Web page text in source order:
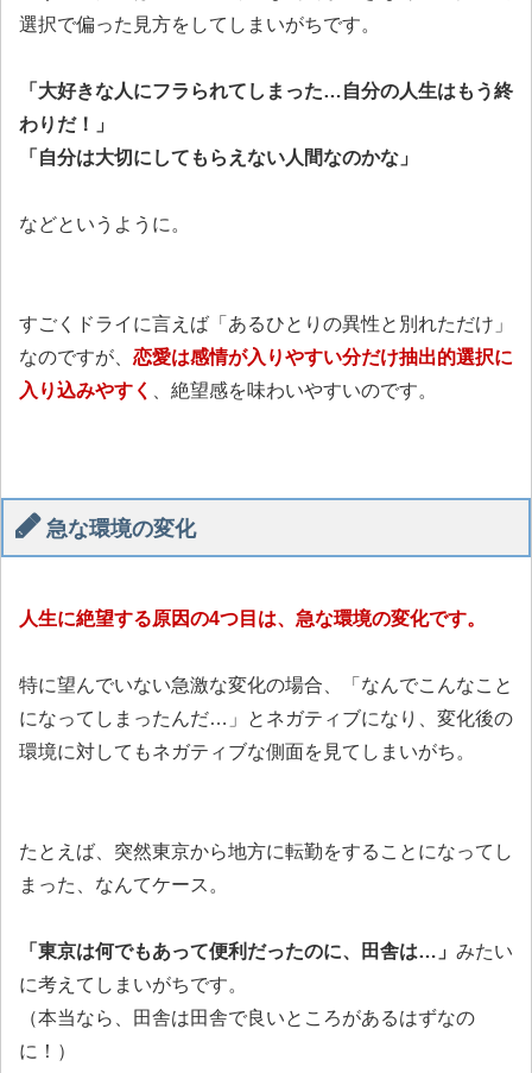
選択で偏った見方をしてしまいがちです。
「大好きな人にフラられてしまった…自分の人生はもう終
わりだ！」
「自分は大切にしてもらえない人間なのかな」
などというように。
すごくドライに言えば「あるひとりの異性と別れただけ」
なのですが、 恋愛は感情が入りやすい分だけ抽出的選択に
入り込みやすく
、絶望感を味わいやすいのです。
急な環境の変化
人生に絶望する原因の4つ目は、急な環境の変化です。
特に望んでいない急激な変化の場合、「なんでこんなこと
になってしまったんだ…」とネガティブになり、変化後の
環境に対してもネガティブな側面を見てしまいがち。
たとえば、突然東京から地方に転勤をすることになってし
まった、なんてケース。
「東京は何でもあって便利だったのに、田舎は…」 みたい
に考えてしまいがちです。
（本当なら、田舎は田舎で良いところがあるはずなの
に！）